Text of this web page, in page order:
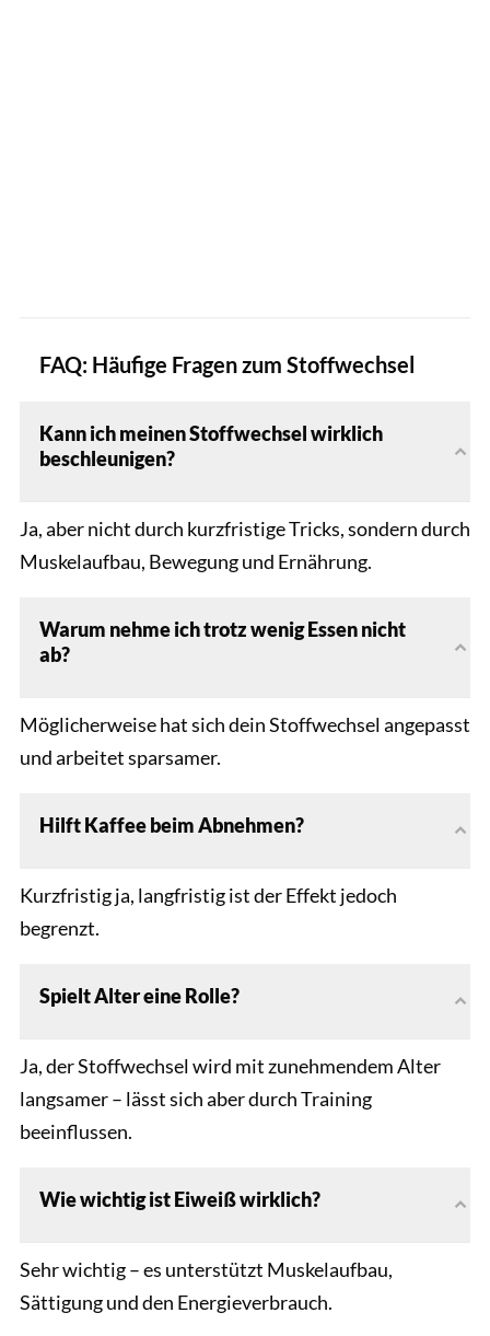
FAQ: Häufige Fragen zum Stoffwechsel
Kann ich meinen Stoffwechsel wirklich
beschleunigen?
Ja, aber nicht durch kurzfristige Tricks, sondern durch
Muskelaufbau, Bewegung und Ernährung.
Warum nehme ich trotz wenig Essen nicht
ab?
Möglicherweise hat sich dein Stoffwechsel angepasst
und arbeitet sparsamer.
Hilft Kaffee beim Abnehmen?
Kurzfristig ja, langfristig ist der Effekt jedoch
begrenzt.
Spielt Alter eine Rolle?
Ja, der Stoffwechsel wird mit zunehmendem Alter
langsamer – lässt sich aber durch Training
beeinflussen.
Wie wichtig ist Eiweiß wirklich?
Sehr wichtig – es unterstützt Muskelaufbau,
Sättigung und den Energieverbrauch.